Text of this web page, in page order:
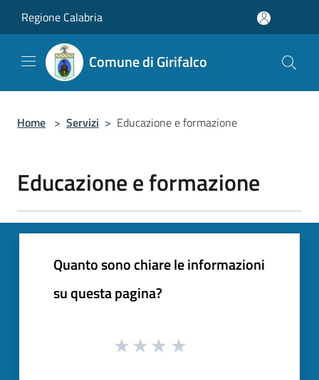
Regione Calabria
Comune di Girifalco
Home > Servizi > Educazione e formazione
Educazione e formazione
Quanto sono chiare le informazioni
su questa pagina?